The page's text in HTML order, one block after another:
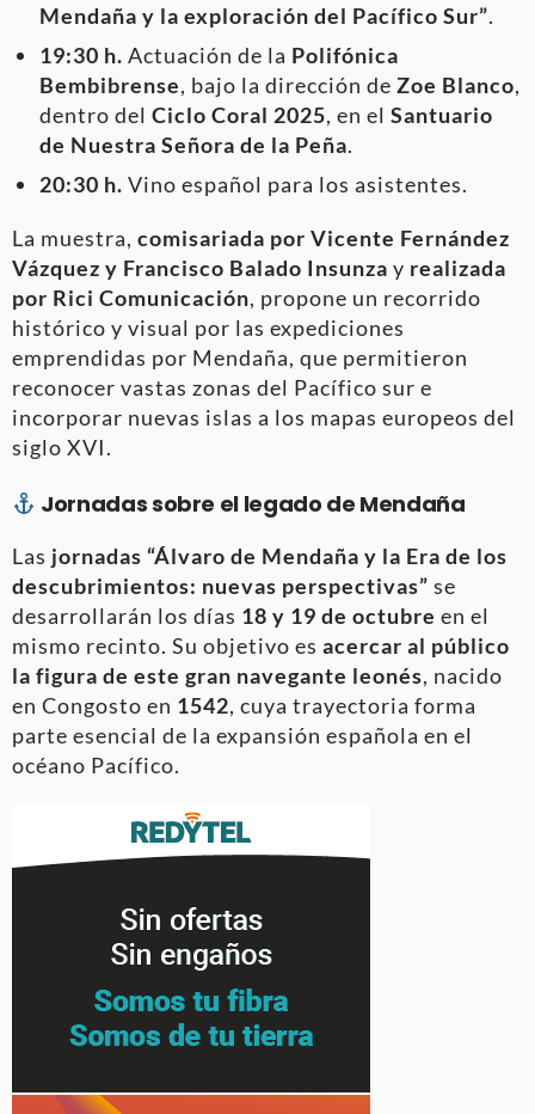
Mendaña y la exploración del Pacífico Sur”.
19:30 h. Actuación de la Polifónica
Bembibrense, bajo la dirección de Zoe Blanco,
dentro del Ciclo Coral 2025, en el Santuario
de Nuestra Señora de la Peña.
20:30 h. Vino español para los asistentes.
La muestra, comisariada por Vicente Fernández
Vázquez y Francisco Balado Insunza y realizada
por Rici Comunicación, propone un recorrido
histórico y visual por las expediciones
emprendidas por Mendaña, que permitieron
reconocer vastas zonas del Pacífico sur e
incorporar nuevas islas a los mapas europeos del
siglo XVI.
Jornadas sobre el legado de Mendaña
Las jornadas “Álvaro de Mendaña y la Era de los
descubrimientos: nuevas perspectivas” se
desarrollarán los días 18 y 19 de octubre en el
mismo recinto. Su objetivo es acercar al público
la figura de este gran navegante leonés, nacido
en Congosto en 1542, cuya trayectoria forma
parte esencial de la expansión española en el
océano Pacífico.